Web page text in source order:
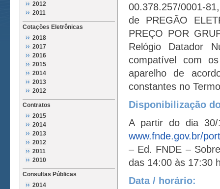
2012
2011
Cotações Eletrônicas
2018
2017
2016
2015
2014
2013
2012
Contratos
2015
2014
2013
2012
2011
2010
Consultas Públicas
2014
00.378.257/0001-
de PREGÃO
PREÇO POR
Relógio Datador
compatível com
aparelho de
constantes no
Disponibilização
A partir do dia
www.fnde.gov.br/
– Ed. FNDE –
das 14:00 às 17:30
Data / horário: